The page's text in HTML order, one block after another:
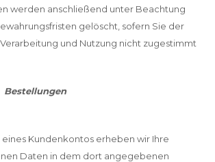
werden anschließend unter Beachtung
gelöscht, sofern Sie der
und Nutzung nicht zugestimmt
Kundenkontos erheben wir Ihre
Daten in dem dort angegebenen